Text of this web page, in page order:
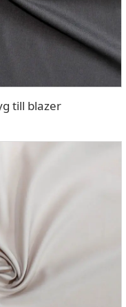
till blazer